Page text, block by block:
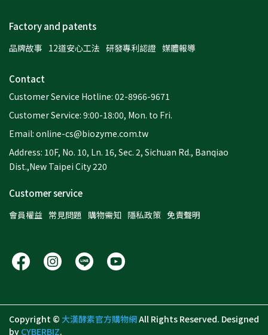
Factory and patents
品牌故事 12道安心工法 研發專利認證 媒體報導
Contact
Customer Service Hotline: 02-8966-9671
Customer Service: 9:00-18:00, Mon. to Fri.
Email: online-cs@biozyme.com.tw
Address: 10F, No. 10, Ln. 16, Sec. 2, Sichuan Rd., Banqiao
Dist.,New Taipei City 220
Customer service
會員權益 常見問題 購物需知 隱私政策 免責聲明
Copyright © 大漢酵素官方購物網All Rights Reserved. Designed
by CYBERBIZ.